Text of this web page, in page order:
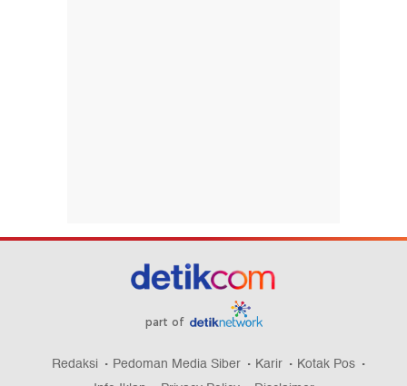
part of
Redaksi Pedoman Media Siber Karir
Kotak Pos